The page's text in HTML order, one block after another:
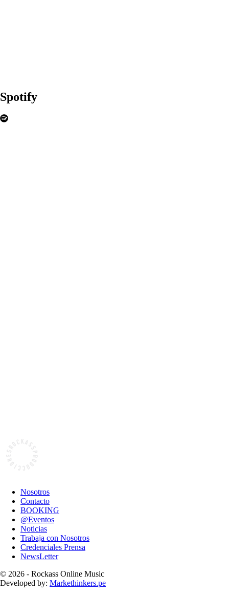
Spotify
Nosotros
Contacto
BOOKING
@Eventos
Noticias
Trabaja con Nosotros
Credenciales Prensa
NewsLetter
© 2026 - Rockass Online Music
Developed by: Markethinkers.pe